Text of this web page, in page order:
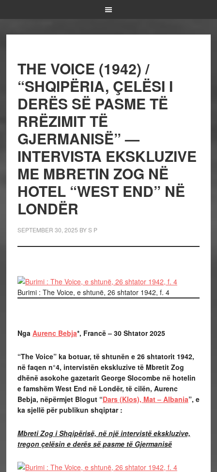
THE VOICE (1942) /
“SHQIPËRIA, ÇELËSI I
DERËS SË PASME TË
RRËZIMIT TË
GJERMANISË” —
INTERVISTA EKSKLUZIVE
ME MBRETIN ZOG NË
HOTEL “WEST END” NË
LONDËR
SEPTEMBER 30, 2025 BYS P
Burimi : The Voice, e shtunë, 26 shtator 1942, f. 4
Nga Aurenc Bebja*, Francë – 30 Shtator 2025
“The Voice” ka botuar, të shtunën e 26 shtatorit 1942,
në faqen n°4, intervistën ekskluzive të Mbretit Zog
dhënë asokohe gazetarit George Slocombe në hotelin
e famshëm West End në Londër, të cilën, Aurenc
Bebja, nëpërmjet Blogut “Dars (Klos), Mat – Albania”, e
ka sjellë për publikun shqiptar :
Mbreti Zog i Shqipërisë, në një intervistë ekskluzive,
tregon çelësin e derës së pasme të Gjermanisë